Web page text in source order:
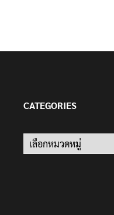
CATEGORIES
Categories